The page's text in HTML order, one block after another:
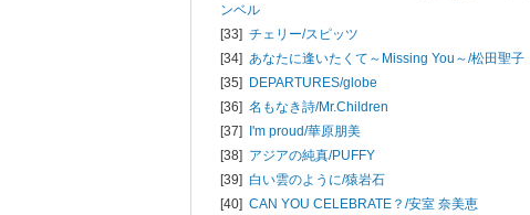
ンベル
[33] チェリー/スピッツ
[34] あなたに逢いたくて～Missing You～/松田聖子
[35] DEPARTURES/globe
[36] 名もなき詩/Mr.Children
[37] I'm proud/華原朋美
[38] アジアの純真/PUFFY
[39] 白い雲のように/猿岩石
[40] CAN YOU CELEBRATE？/安室 奈美恵